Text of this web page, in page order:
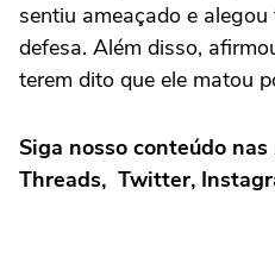
sentiu ameaçado e
defesa. Além disso,
terem dito que ele matou
Siga nosso conteúdo
Threads, Twitter,